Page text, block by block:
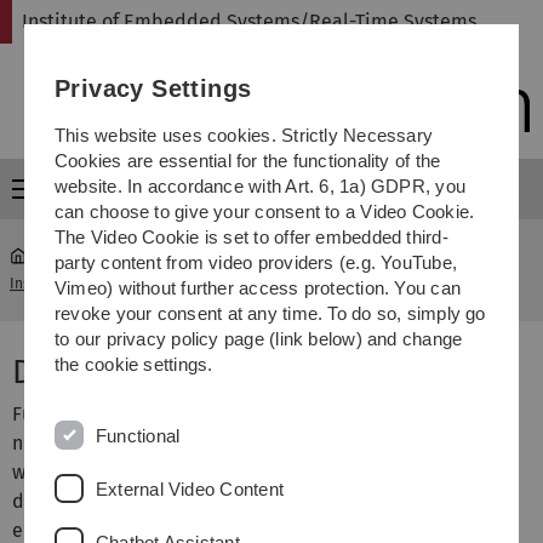
Skip
Skip
Skip
Skip
Institute of Embedded Systems/Real-Time Systems
Menu
Institute of Embedded Systems/Real-Time Systems ... Parlot I
DFG-Projekt Parlot I
Für die Synthese eingebetteter Echtzeitsysteme soll ein
neues Analyse- und Partitionierungsmodell erforscht
werden. Dieses Modell soll, basierend auf dem Konzept
der so genannten Ereignisabhängigkeitsgraphen, eine
einfache und elegante Beschreibung von verteilten
Privacy Settings
This website uses cookies. Strictly Necessary
Cookies are essential for the functionality of the
website. In accordance with Art. 6, 1a) GDPR, you
can choose to give your consent to a Video Cookie.
The Video Cookie is set to offer embedded third-
party content from video providers (e.g. YouTube,
Vimeo) without further access protection. You can
revoke your consent at any time. To do so, simply go
to our privacy policy page (link below) and change
the cookie settings.
Functional
External Video Content